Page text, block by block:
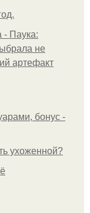
- Паука:
не
артефакт
бонус -
ухоженной?